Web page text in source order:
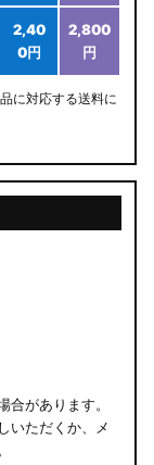
2,40
0円
2,800
円
に対応する送料に
があります。
いただくか、メ